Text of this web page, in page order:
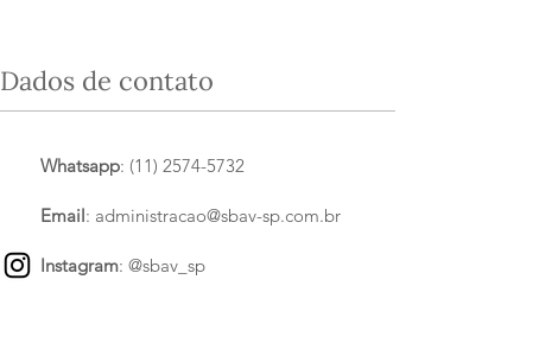
Dados de contato
Whatsapp: (11) 2574-5732
Email: administracao@sbav-sp.com.br
Instagram: @sbav_sp